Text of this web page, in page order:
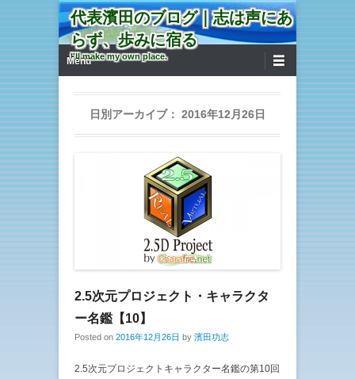
代表濱田のブログ｜志は声にあ
らず、歩みに宿る
I'll make my own place.
第1メニュー
コンテンツへ移動
Menu
日別アーカイブ： 2016年12月26日
2.5次元プロジェクト・キャラクタ
ー名鑑【10】
Posted on 2016年12月26日 by 濱田功志
2.5次元プロジェクトキャラクター名鑑の第10回